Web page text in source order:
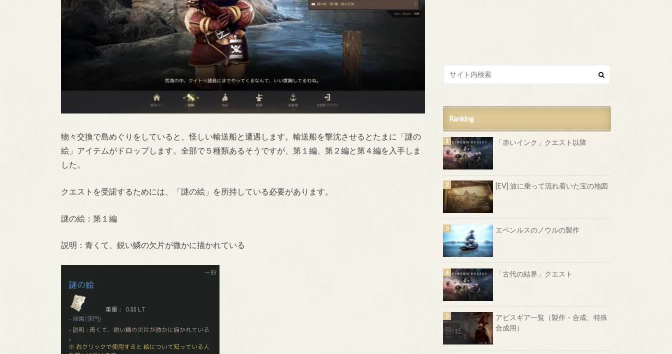
物々交換で島めぐりをしていると、怪しい輸送船と遭遇します。輸送船を撃沈させるとたまに「謎の
絵」アイテムがドロップします。全部で５種類あるそうですが、第１編、第２編と第４編を入手しま
した。
クエストを受諾するためには、「謎の絵」を所持している必要があります。
謎の絵：第１編
説明：青くて、鋭い鱗の欠片が微かに描かれている
Ranking
「赤いインク」クエスト以降
[EV] 波に乗って流れ着いた宝の地図
エベンルスのノウルの製作
「古代の結界」クエスト
アビスギア一覧（製作・合成、特殊
合成用）